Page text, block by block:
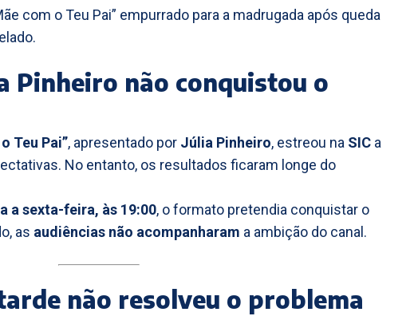
com o Teu Pai” empurrado para a madrugada após queda
Pinheiro não conquistou o
Teu Pai”, apresentado por Júlia Pinheiro, estreou na SIC a
No entanto, os resultados ficaram longe do
a sexta-feira, às 19:00, o formato pretendia conquistar o
as audiências não acompanharam a ambição do canal.
não resolveu o problema